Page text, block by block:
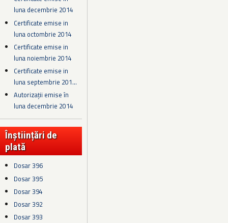
luna decembrie 2014
Certificate emise in
luna octombrie 2014
Certificate emise in
luna noiembrie 2014
Certificate emise in
luna septembrie 201...
Autorizații emise în
luna decembrie 2014
Înștiințări de
plată
Dosar 396
Dosar 395
Dosar 394
Dosar 392
Dosar 393